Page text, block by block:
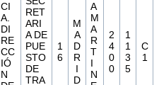
CI
A.
DI
RE
CC
IÓ
N
RET
ARI
A DE
PUE
STO
DE
TRA
1
6
M
A
D
R
I
D
A
M
A
R
T
I
N
2
4
0
0
1
1
3
5
C
1